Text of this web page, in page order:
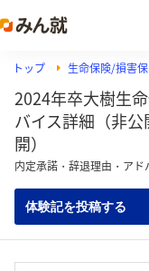
トップ 生命保険/損害
2024年卒大樹生
バイス詳細（非
開）
内定承諾・辞退理由・アド
体験記を投稿する